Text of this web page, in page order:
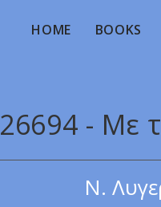
HOME BOOKS
26694 - Με
Ν.